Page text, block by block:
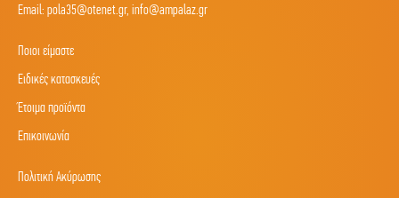
Email: pola35@otenet.gr, info@ampalaz.gr
Ποιοι είμαστε
Ειδικές κατασκευές
Έτοιμα προϊόντα
Eπικοινωνία
Πολιτική Ακύρωσης